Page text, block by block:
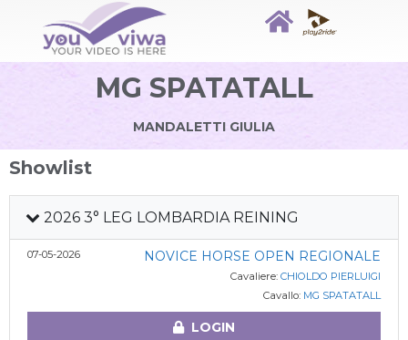
MG SPATATALL
MANDALETTI GIULIA
Showlist
2026 3° LEG LOMBARDIA REINING
07-05-2026 NOVICE HORSE OPEN REGIONALE
Cavaliere: CHIOLDO PIERLUIGI
Cavallo: MG SPATATALL
LOGIN